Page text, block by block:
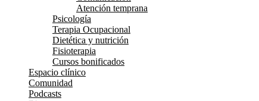
Atención temprana
Psicología
Terapia Ocupacional
Dietética y nutrición
Fisioterapia
Cursos bonificados
Espacio clínico
Comunidad
Podcasts